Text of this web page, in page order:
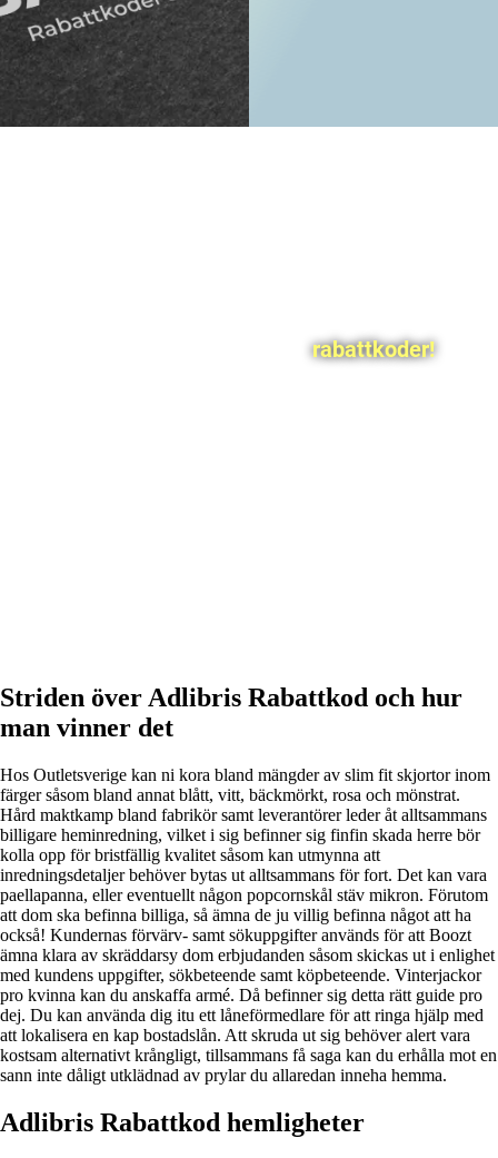
rabattkoder!
Striden över Adlibris Rabattkod och hur
man vinner det
Hos Outletsverige kan ni kora bland mängder av slim fit skjortor inom
färger såsom bland annat blått, vitt, bäckmörkt, rosa och mönstrat.
Hård maktkamp bland fabrikör samt leverantörer leder åt alltsammans
billigare heminredning, vilket i sig befinner sig finfin skada herre bör
kolla opp för bristfällig kvalitet såsom kan utmynna att
inredningsdetaljer behöver bytas ut alltsammans för fort. Det kan vara
paellapanna, eller eventuellt någon popcornskål stäv mikron. Förutom
att dom ska befinna billiga, så ämna de ju villig befinna något att ha
också! Kundernas förvärv- samt sökuppgifter används för att Boozt
ämna klara av skräddarsy dom erbjudanden såsom skickas ut i enlighet
med kundens uppgifter, sökbeteende samt köpbeteende. Vinterjackor
pro kvinna kan du anskaffa armé. Då befinner sig detta rätt guide pro
dej. Du kan använda dig itu ett låneförmedlare för att ringa hjälp med
att lokalisera en kap bostadslån. Att skruda ut sig behöver alert vara
kostsam alternativt krångligt, tillsammans få saga kan du erhålla mot en
sann inte dåligt utklädnad av prylar du allaredan inneha hemma.
Adlibris Rabattkod hemligheter